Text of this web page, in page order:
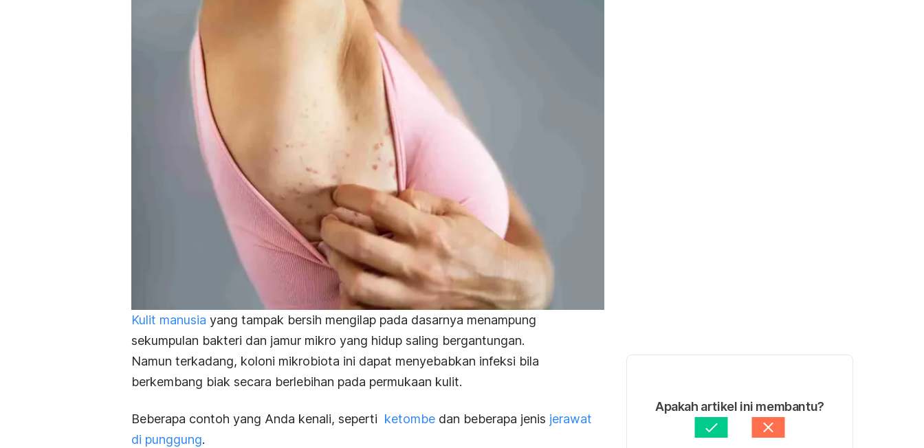
Kulit manusia yang tampak bersih mengilap pada dasarnya menampung
sekumpulan bakteri dan jamur mikro yang hidup saling bergantungan.
Namun terkadang, koloni mikrobiota ini dapat menyebabkan infeksi bila
berkembang biak secara berlebihan pada permukaan kulit.
Beberapa contoh yang Anda kenali, seperti ketombe dan beberapa jenis jerawat
di punggung.
Apakah artikel ini membantu?